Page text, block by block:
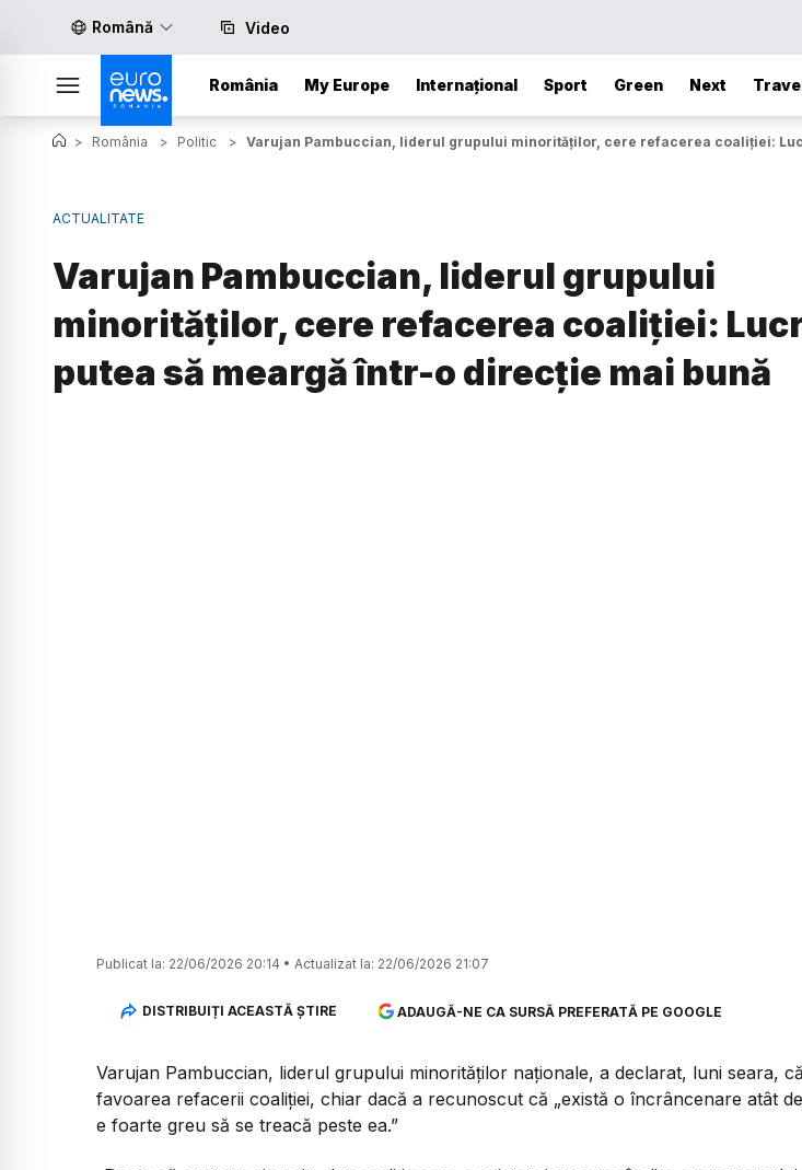
Română Video
România My Europe Internațional Sport Green Next
> România > Politic > Varujan Pambuccian, liderul grupului minorităților, cere refacerea coaliției:
ACTUALITATE
Varujan Pambuccian, liderul grupului
minorităților, cere refacerea coaliției:
putea să meargă într-o direcție mai bună
Publicat la: 22/06/2026 20:14 • Actualizat la: 22/06/2026 21:07
DISTRIBUIȚI ACEASTĂ ȘTIRE ADAUGĂ-NE CA SURSĂ PREFERATĂ PE GOOGLE
Varujan Pambuccian, liderul grupului minorităților naționale, a declarat, luni seara,
favoarea refacerii coaliției, chiar dacă a recunoscut că „există o încrâncenare atât
e foarte greu să se treacă peste ea.”